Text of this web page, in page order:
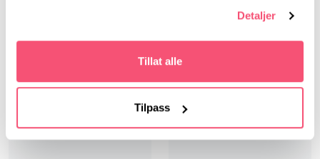
Detaljer
Tillat alle
Tilpass